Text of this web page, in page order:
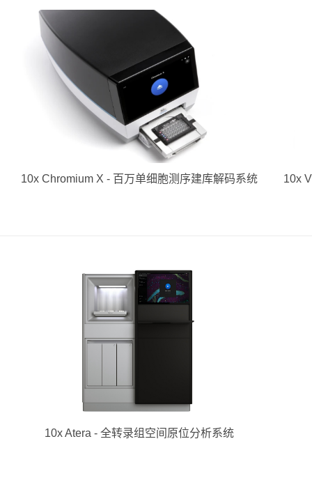
10x Chromium X - 百万单细胞测序建库解码系统 10x
10x Atera - 全转录组空间原位分析系统